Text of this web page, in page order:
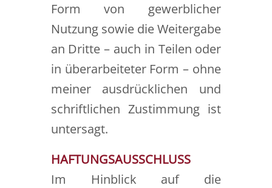
Form von gewerblicher
Nutzung sowie die Weitergabe
an Dritte – auch in Teilen oder
in überarbeiteter Form – ohne
meiner ausdrücklichen und
schriftlichen Zustimmung ist
untersagt.
HAFTUNGSAUSSCHLUSS
Im Hinblick auf die